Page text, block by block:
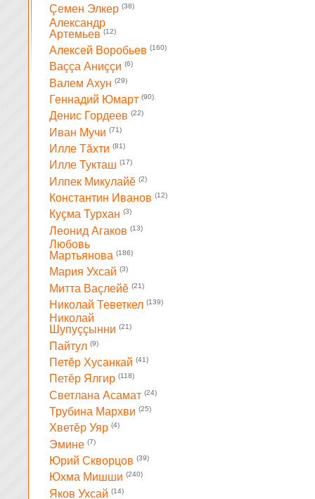
Çемен Элкер (38)
Александр
Артемьев (12)
Алексей Воробьев (160)
Ваççа Аниççи (6)
Валем Ахун (29)
Геннадий Юмарт (90)
Денис Гордеев (22)
Иван Мучи (71)
Илле Тăхти (81)
Илле Тукташ (17)
Илпек Микулайĕ (2)
Константин Иванов (12)
Куçма Турхан (3)
Леонид Агаков (13)
Любовь
Мартьянова (186)
Мария Ухсай (3)
Митта Ваçлейĕ (21)
Николай Теветкел (139)
Николай
Шупуççынни (21)
Пайтул (9)
Петĕр Хусанкай (41)
Петĕр Ялгир (118)
Светлана Асамат (24)
Трубина Мархви (25)
Хветĕр Уяр (4)
Эмине (7)
Юрий Скворцов (39)
Юхма Мишши (240)
Яков Ухсай (14)